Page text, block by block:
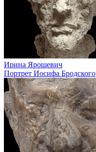
Ирина Ярошевич
Портрет Иосифа Бродского